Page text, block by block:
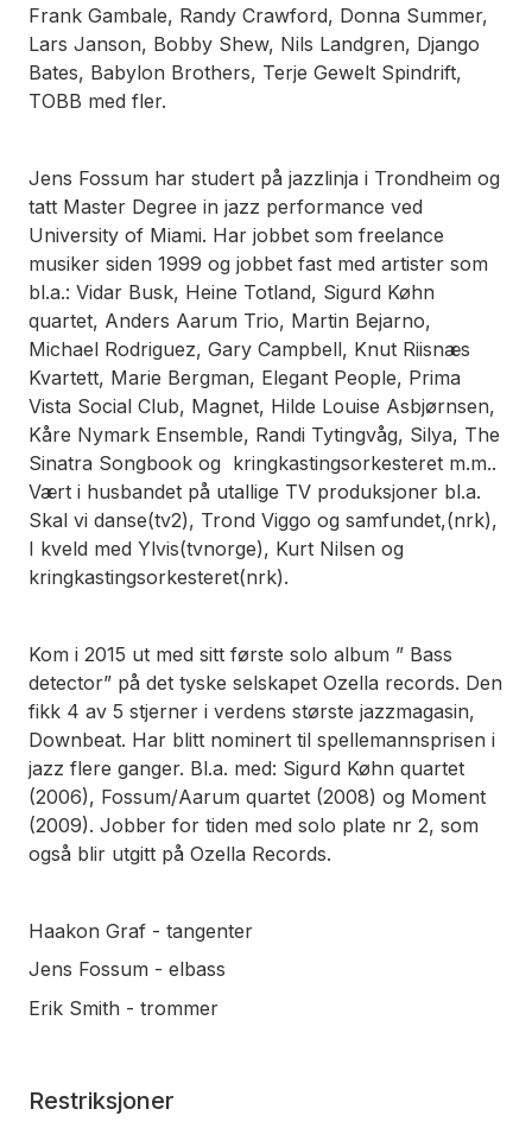
Frank Gambale, Randy Crawford, Donna Summer,
Lars Janson, Bobby Shew, Nils Landgren, Django
Bates, Babylon Brothers, Terje Gewelt Spindrift,
TOBB med fler.
Jens Fossum har studert på jazzlinja i Trondheim og
tatt Master Degree in jazz performance ved
University of Miami. Har jobbet som freelance
musiker siden 1999 og jobbet fast med artister som
bl.a.: Vidar Busk, Heine Totland, Sigurd Køhn
quartet, Anders Aarum Trio, Martin Bejarno,
Michael Rodriguez, Gary Campbell, Knut Riisnæs
Kvartett, Marie Bergman, Elegant People, Prima
Vista Social Club, Magnet, Hilde Louise Asbjørnsen,
Kåre Nymark Ensemble, Randi Tytingvåg, Silya, The
Sinatra Songbook og kringkastingsorkesteret m.m..
Vært i husbandet på utallige TV produksjoner bl.a.
Skal vi danse(tv2), Trond Viggo og samfundet,(nrk),
I kveld med Ylvis(tvnorge), Kurt Nilsen og
kringkastingsorkesteret(nrk).
Kom i 2015 ut med sitt første solo album ” Bass
detector” på det tyske selskapet Ozella records. Den
fikk 4 av 5 stjerner i verdens største jazzmagasin,
Downbeat. Har blitt nominert til spellemannsprisen i
jazz flere ganger. Bl.a. med: Sigurd Køhn quartet
(2006), Fossum/Aarum quartet (2008) og Moment
(2009). Jobber for tiden med solo plate nr 2, som
også blir utgitt på Ozella Records.
Haakon Graf - tangenter
Jens Fossum - elbass
Erik Smith - trommer
Restriksjoner